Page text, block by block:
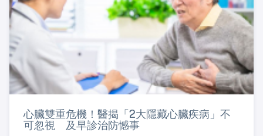
心臟雙重危機！醫揭「2大隱藏心臟疾病」不
可忽視 及早診治防憾事